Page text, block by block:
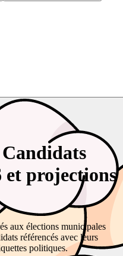
et projections
aux élections municipales
référencés avec leurs
politiques.